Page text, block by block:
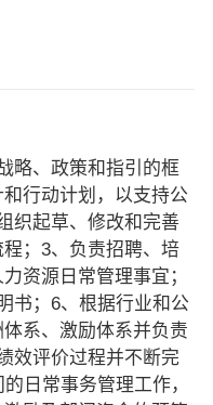
略、政策和指引的框
行动计划，以支持公
织起草、修改和完善
；3、负责招聘、培
资源日常管理事宜；
书；6、根据行业和公
系、激励体系并负责
效评价过程并不断完
日常事务管理工作，